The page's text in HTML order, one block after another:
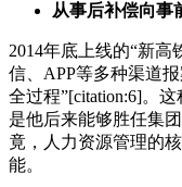
从事后补偿向事
2014年底上线的“新
信、APP等多种渠道
全过程”[citation:6]。
是他后来能够胜任集
竟，人力资源管理的
能。